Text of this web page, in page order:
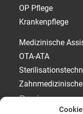
OP Pflege
Krankenpflege
Medizinische
OTA-ATA
Regionen